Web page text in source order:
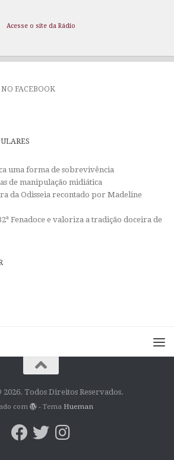
Acesse o site da Rádio
FACEBOOK
uma forma de sobrevivência
de manipulação midiática
da Odisseia recontado por Madeline
Fenadoce e valoriza a tradição doceira de
2026. Todos Direitos Reservados.
com - Tema Hueman